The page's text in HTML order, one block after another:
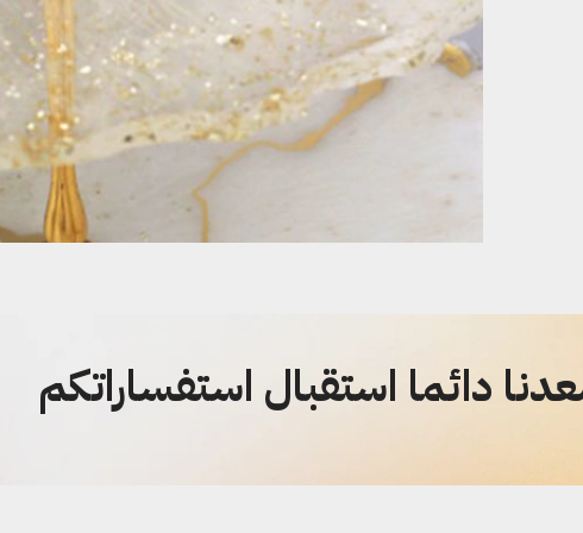
دائما استقبال استفساراتكم